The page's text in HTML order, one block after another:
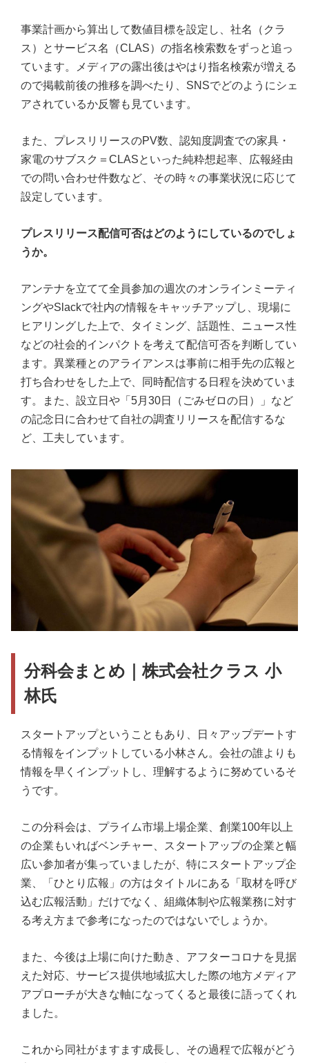
事業計画から算出して数値目標を設定し、社名（クラ
ス）とサービス名（CLAS）の指名検索数をずっと追っ
ています。メディアの露出後はやはり指名検索が増える
ので掲載前後の推移を調べたり、SNSでどのようにシェ
アされているか反響も見ています。
また、プレスリリースのPV数、認知度調査での家具・
家電のサブスク＝CLASといった純粋想起率、広報経由
での問い合わせ件数など、その時々の事業状況に応じて
設定しています。
プレスリリース配信可否はどのようにしているのでしょ
うか。
アンテナを立てて全員参加の週次のオンラインミーティ
ングやSlackで社内の情報をキャッチアップし、現場に
ヒアリングした上で、タイミング、話題性、ニュース性
などの社会的インパクトを考えて配信可否を判断してい
ます。異業種とのアライアンスは事前に相手先の広報と
打ち合わせをした上で、同時配信する日程を決めていま
す。また、設立日や「5月30日（ごみゼロの日）」など
の記念日に合わせて自社の調査リリースを配信するな
ど、工夫しています。
分科会まとめ｜株式会社クラス 小
林氏
スタートアップということもあり、日々アップデートす
る情報をインプットしている小林さん。会社の誰よりも
情報を早くインプットし、理解するように努めているそ
うです。
この分科会は、プライム市場上場企業、創業100年以上
の企業もいればベンチャー、スタートアップの企業と幅
広い参加者が集っていましたが、特にスタートアップ企
業、「ひとり広報」の方はタイトルにある「取材を呼び
込む広報活動」だけでなく、組織体制や広報業務に対す
る考え方まで参考になったのではないでしょうか。
また、今後は上場に向けた動き、アフターコロナを見据
えた対応、サービス提供地域拡大した際の地方メディア
アプローチが大きな軸になってくると最後に語ってくれ
ました。
これから同社がますます成長し、その過程で広報がどう